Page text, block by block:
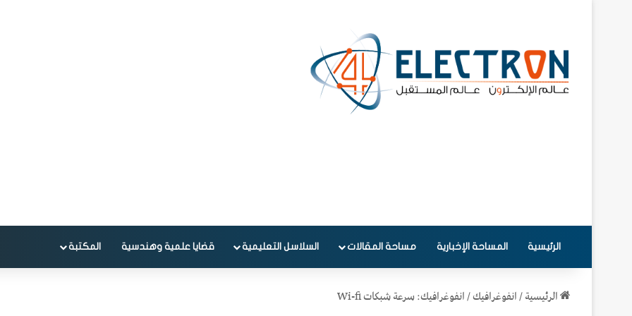
الرئيسية المساحة الإخبارية مساحة المقالات السلاسل التعليمية قضايا علمية وهندسية المكتبة
الرئيسية/انفوغرافيك/انفوغرافيك: سرعة شبكات Wi-fi